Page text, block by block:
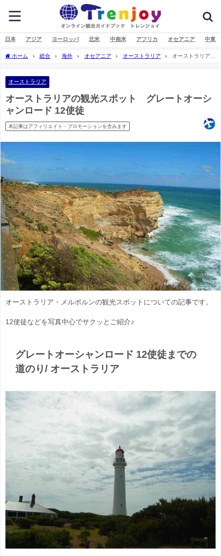
日本 アジア ヨーロッパ 北米 中南米 アフリカ オセアニア 中東
ホーム 総合 海外 オセアニア オーストラリア
オーストラリアの
オーストラリア
オーストラリアの観光スポット グレートオーシ
ャンロード 12使徒
本記事はアフィリエイト・プロモーションを含みます
オーストラリア・メルボルンの観光スポットについての記事です。
12使徒などを写真中心でサクッとご紹介♪
グレートオーシャンロード 12使徒までの
道のり/ オーストラリア